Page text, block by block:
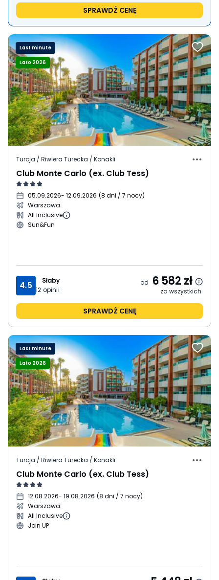
SPRAWDŹ CENĘ
Last minute
Lato 2026
Turcja / Riwiera Turecka / Konakli
Club Monte Carlo (ex. Club Tess)
05.09.2026- 12.09.2026 (8 dni / 7 nocy)
Warszawa
All Inclusive
Sun&Fun
4.5
Słaby
12 opinii
od 6 582 zł
za wszystkich
SPRAWDŹ CENĘ
Last minute
Lato 2026
Turcja / Riwiera Turecka / Konakli
Club Monte Carlo (ex. Club Tess)
12.08.2026- 19.08.2026 (8 dni / 7 nocy)
Warszawa
All Inclusive
Join UP